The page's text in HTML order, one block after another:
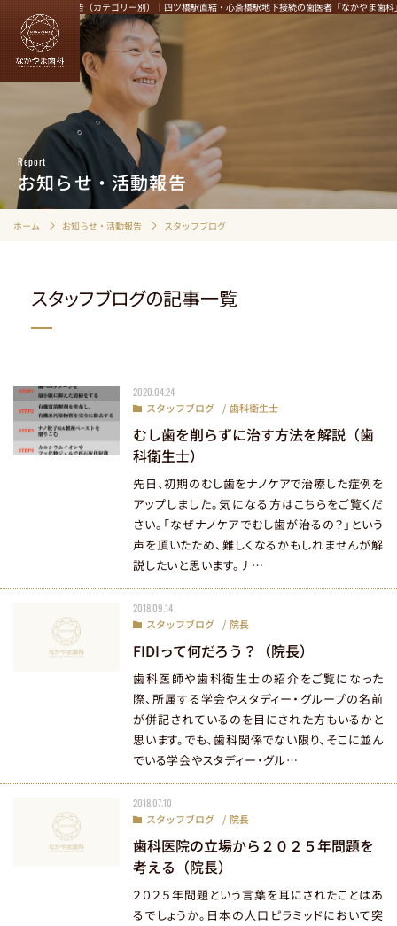
お知らせ・活動報告（カテゴリー別）｜四ツ橋駅直結・心斎橋駅地下接続の歯医者「なかやま歯科
Report
お知らせ・活動報告
ホーム お知らせ・活動報告 スタッフブログ
スタッフブログの記事一覧
2020.04.24
スタッフブログ
歯科衛生士
むし歯を削らずに治す方法を解説（歯
科衛生士）
先日、初期のむし歯をナノケアで治療した症例を
アップしました。気になる方はこちらをご覧くだ
さい。「なぜナノケアでむし歯が治るの？」という
声を頂いたため、難しくなるかもしれませんが解
説したいと思います。ナ…
2018.09.14
スタッフブログ
院長
FIDIって何だろう？（院長）
歯科医師や歯科衛生士の紹介をご覧になった
際、所属する学会やスタディー・グループの名前
が併記されているのを目にされた方もいるかと
思います。でも、歯科関係でない限り、そこに並ん
でいる学会やスタディー・グル…
2018.07.10
スタッフブログ
院長
歯科医院の立場から２０２５年問題を
考える（院長）
２０２５年問題という言葉を耳にされたことはあ
るでしょうか。日本の人口ピラミッドにおいて突
HOME
むし歯治療
歯周病治療
定期検診・クリーニング
インプラント
精密根管治療
咬筋ボトックス治療
症例紹介
治療費用のご案内
生涯の健康を見据えた治療
痛さと怖さを抑える治療
院長・スタッフ紹介
院内設備へのこだわり
衛生管理へのこだわり
医院情報・アクセス
お知らせ・活動報告
当院のInstagramはこちら